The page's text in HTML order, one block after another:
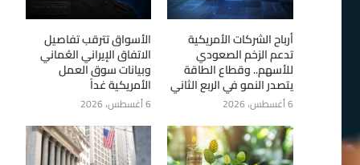
أرباح الشركات الأمريكية
تدعم الزخم الصعودي
للأسهم.. وقطاع الطاقة
يتصدر النمو في الربع الثاني
6 أغسطس، 2026
الأسواق تترقب تفاصيل
الاتفاق الإيراني العُماني
وبيانات سوق العمل
الأمريكية غداً
6 أغسطس، 2026